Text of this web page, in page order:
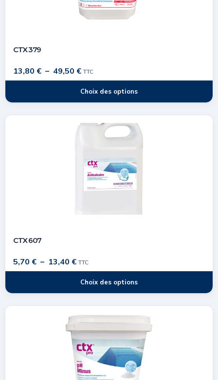
CTX 379
13,80 € – 49,50 € TTC
Choix des options
CTX 607
5,70 € – 13,40 € TTC
Choix des options